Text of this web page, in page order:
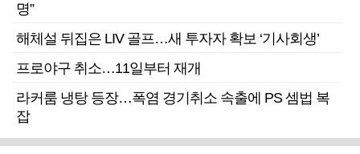
명”
해체설 뒤집은 LIV 골프…새 투자자 확보 ‘기사회생’
프로야구 취소…11일부터 재개
라커룸 냉탕 등장…폭염 경기취소 속출에 PS 셈법 복
잡